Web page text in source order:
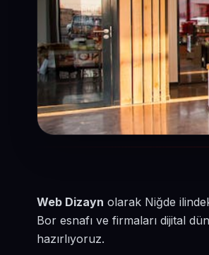
Web Dizayn olarak Niğde
Bor esnafı ve firmaları dijital
hazırlıyoruz.